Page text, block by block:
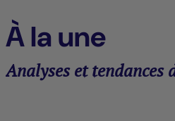
À la une
Analyses et tendances